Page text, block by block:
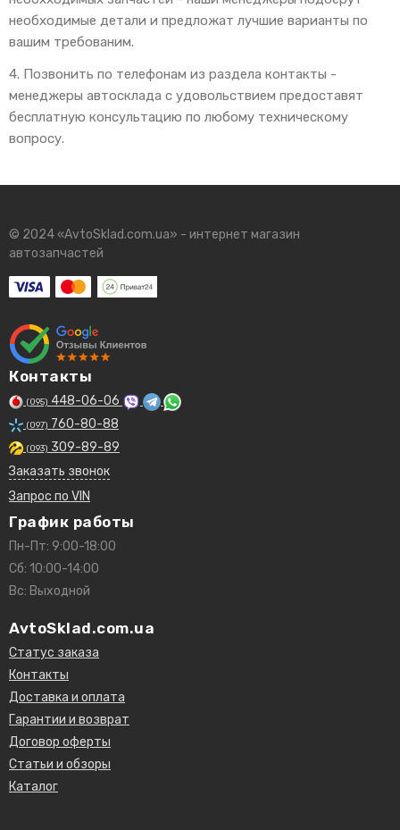
необходимые детали и предложат лучшие варианты по
вашим требованим.
4. Позвонить по телефонам из раздела контакты -
менеджеры автосклада с удовольствием предоставят
бесплатную консультацию по любому техническому
вопросу.
© 2024 «AvtoSklad.com.ua» - интернет магазин
автозапчастей
Контакты
(095) 448-06-06
(097) 760-80-88
(093) 309-89-89
Заказать звонок
Запрос по VIN
График работы
Пн-Пт: 9:00-18:00
Сб: 10:00-14:00
Вс: Выходной
AvtoSklad.com.ua
Статус заказа
Контакты
Доставка и оплата
Гарантии и возврат
Договор оферты
Статьи и обзоры
Каталог